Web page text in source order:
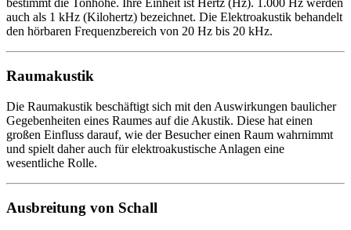
bestimmt die Tonhöhe. Ihre Einheit ist Hertz (Hz). 1.000 Hz werden
auch als 1 kHz (Kilohertz) bezeichnet. Die Elektroakustik behandelt
den hörbaren Frequenzbereich von 20 Hz bis 20 kHz.
Raumakustik
Die Raumakustik beschäftigt sich mit den Auswirkungen baulicher
Gegebenheiten eines Raumes auf die Akustik. Diese hat einen
großen Einfluss darauf, wie der Besucher einen Raum wahrnimmt
und spielt daher auch für elektroakustische Anlagen eine
wesentliche Rolle.
Ausbreitung von Schall